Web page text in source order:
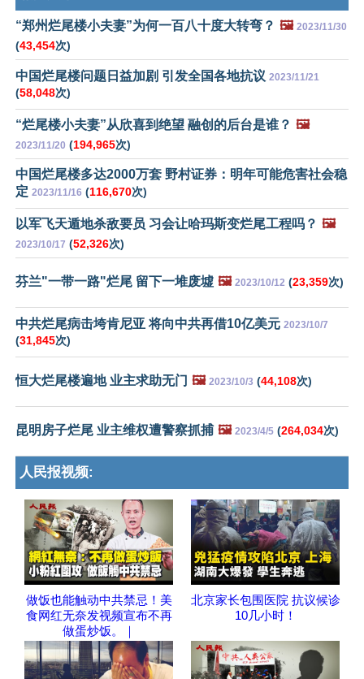
“郑州烂尾楼小夫妻”为何一百八十度大转弯？ 🖼️ 2023/11/30
(43,454次)
中国烂尾楼问题日益加剧 引发全国各地抗议 2023/11/21
(58,048次)
“烂尾楼小夫妻”从欣喜到绝望 融创的后台是谁？ 🖼️
2023/11/20 (194,965次)
中国烂尾楼多达2000万套 野村证券：明年可能危害社会稳
定 2023/11/16 (116,670次)
以军飞天遁地杀敌要员 习会让哈玛斯变烂尾工程吗？ 🖼️
2023/10/17 (52,326次)
芬兰"一带一路"烂尾 留下一堆废墟 🖼️ 2023/10/12 (23,359次)
中共烂尾病击垮肯尼亚 将向中共再借10亿美元 2023/10/7
(31,845次)
恒大烂尾楼遍地 业主求助无门 🖼️ 2023/10/3 (44,108次)
昆明房子烂尾 业主维权遭警察抓捕 🖼️ 2023/4/5 (264,034次)
人民报视频:
做饭也能触动中共禁忌！美
食网红无奈发视频宣布不再
做蛋炒饭。｜
北京家长包围医院 抗议候诊
10几小时！